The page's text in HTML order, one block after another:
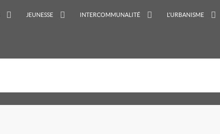
JEUNESSE INTERCOMMUNALITÉ L'URBANISME